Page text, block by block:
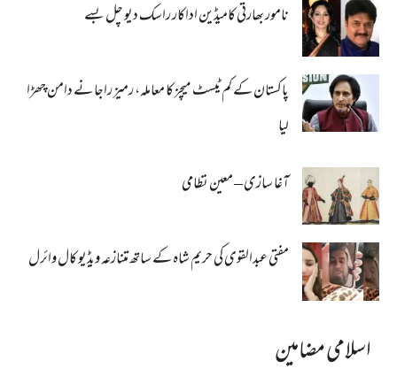
نامور بھارتی کامیڈین اداکار راسک دیو چل بسے
پاکستان کے کم ٹیسٹ میچز کا معاملہ، رمیز راجا نے دامن چھڑا
لیا
آغا سازی – معین نظامی
مفتی عبدالقوی کی حریم شاہ کے ساتھ متنازعہ ویڈیو کال وائرل
اسلامی مضامین